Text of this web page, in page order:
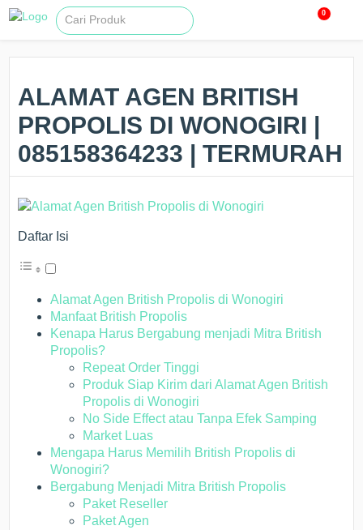
0
ALAMAT AGEN BRITISH
PROPOLIS DI WONOGIRI |
085158364233 | TERMURAH
Daftar Isi
Alamat Agen British Propolis di Wonogiri
Manfaat British Propolis
Kenapa Harus Bergabung menjadi Mitra British
Propolis?
Repeat Order Tinggi
Produk Siap Kirim dari Alamat Agen British
Propolis di Wonogiri
No Side Effect atau Tanpa Efek Samping
Market Luas
Mengapa Harus Memilih British Propolis di
Wonogiri?
Bergabung Menjadi Mitra British Propolis
Paket Reseller
Paket Agen